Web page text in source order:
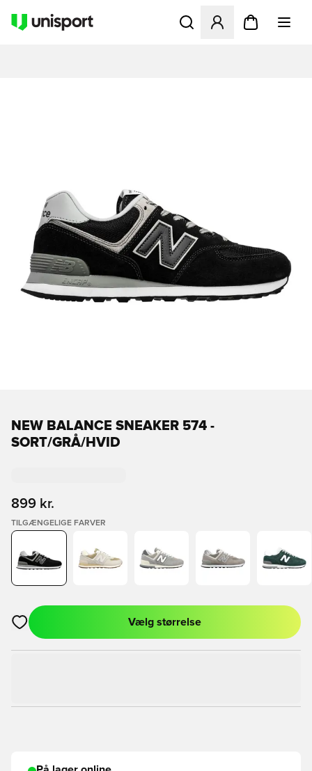
Åbner en Modal til at
NEW BALANCE SNEAKER 574 -
SORT/GRÅ/HVID
899 kr.
TILGÆNGELIGE FARVER
Åbner en Modal til at logge ind eller tilmelde dig som medlem
Vælg størrelse